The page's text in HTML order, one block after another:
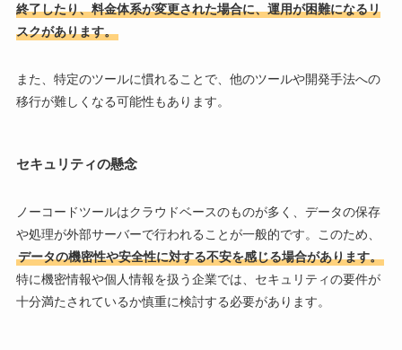
終了したり、料金体系が変更された場合に、運用が困難になるリ
スクがあります。
また、特定のツールに慣れることで、他のツールや開発手法への
移行が難しくなる可能性もあります。
セキュリティの懸念
ノーコードツールはクラウドベースのものが多く、データの保存
や処理が外部サーバーで行われることが一般的です。このため、
データの機密性や安全性に対する不安を感じる場合があります。
特に機密情報や個人情報を扱う企業では、セキュリティの要件が
十分満たされているか慎重に検討する必要があります。